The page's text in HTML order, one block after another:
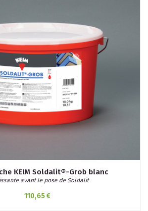
KEIM Soldalit®-Grob blanc
avant le pose de Soldalit
110,65 €